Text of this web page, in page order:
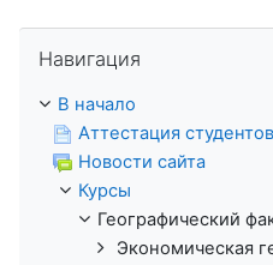
Навигация
В начало
Аттестация студентов
Новости сайта
Курсы
Географический
Экономическая